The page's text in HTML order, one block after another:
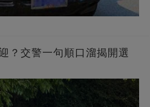
？交警一句順口溜揭開選